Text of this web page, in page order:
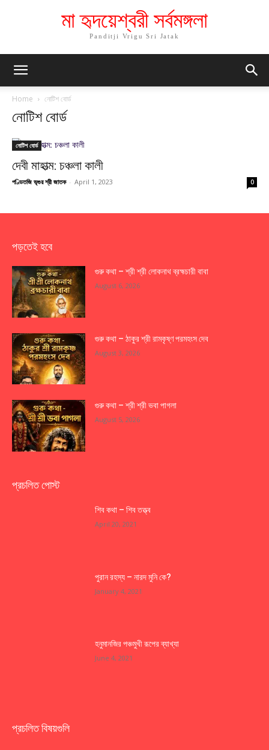
মা হৃদয়েশ্বরী সর্বমঙ্গলা
Panditji Vrigu Sri Jatak
Home নোটিশ বোর্ড
নোটিশ বোর্ড
নোটিশ বোর্ড
দেবী মাহাত্ম: চঞ্চলা কালী
পণ্ডিতজি ভৃগুর শ্রী জাতক - April 1, 2023 0
পড়তেই হবে
গুরু কথা – শ্রী শ্রী লোকনাথ ব্রহ্মচারী বাবা
August 6, 2026
গুরু কথা – ঠাকুর শ্রী রামকৃষ্ণ পরমহংস দেব
August 3, 2026
গুরু কথা – শ্রী শ্রী ভবা পাগলা
August 5, 2026
প্রচলিত পোস্ট
শিব কথা – শিব তত্ত্ব
April 20, 2021
পুরান রহস্য – নারদ মুনি কে?
January 4, 2021
হনুমানজির পঞ্চমুখী রূপের ব্যাখ্যা
June 4, 2021
প্রচলিত বিষয়গুলি